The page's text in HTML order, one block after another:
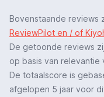
Bovenstaande reviews
ReviewPilot en / of
De getoonde reviews
op basis van
De totaalscore is
afgelopen 5 jaar voor